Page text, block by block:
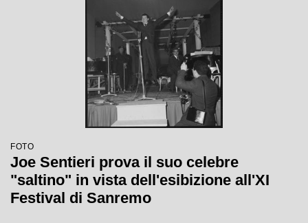
FOTO
Joe Sentieri prova il suo celebre
"saltino" in vista dell'esibizione all'XI
Festival di Sanremo